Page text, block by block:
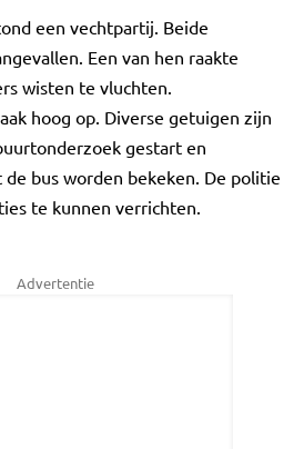
een vechtpartij. Beide
Een van hen raakte
wisten te vluchten.
hoog op. Diverse getuigen zijn
gestart en
bus worden bekeken. De politie
te kunnen verrichten.
Advertentie